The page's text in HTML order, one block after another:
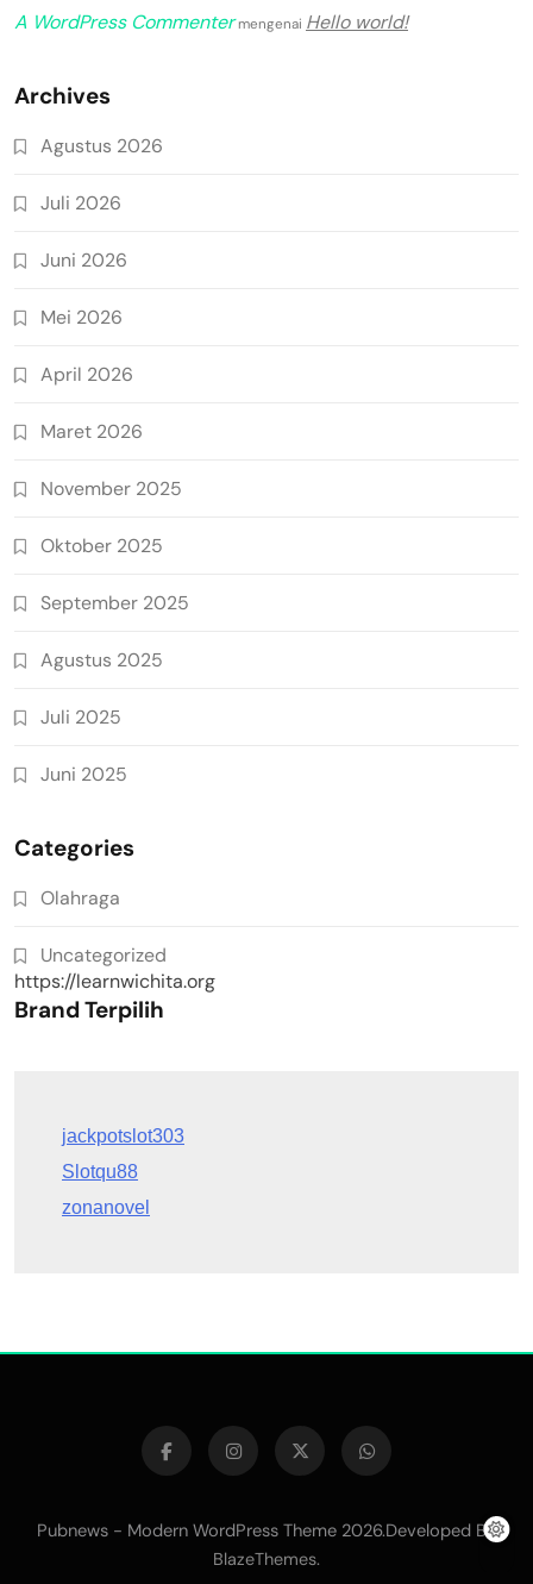
A WordPress Commentermengenai Hello world!
Archives
Agustus 2026
Juli 2026
Juni 2026
Mei 2026
April 2026
Maret 2026
November 2025
Oktober 2025
September 2025
Agustus 2025
Juli 2025
Juni 2025
Categories
Olahraga
Uncategorized
https://learnwichita.org
Brand Terpilih
Slotqu88
zonanovel
Pubnews - Modern WordPress Theme 2026.Developed By
BlazeThemes.